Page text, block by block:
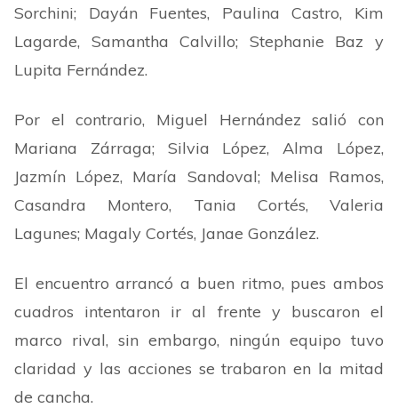
Sorchini; Dayán Fuentes, Paulina Castro, Kim
Lagarde, Samantha Calvillo; Stephanie Baz y
Lupita Fernández.
Por el contrario, Miguel Hernández salió con
Mariana Zárraga; Silvia López, Alma López,
Jazmín López, María Sandoval; Melisa Ramos,
Casandra Montero, Tania Cortés, Valeria
Lagunes; Magaly Cortés, Janae González.
El encuentro arrancó a buen ritmo, pues ambos
cuadros intentaron ir al frente y buscaron el
marco rival, sin embargo, ningún equipo tuvo
claridad y las acciones se trabaron en la mitad
de cancha.